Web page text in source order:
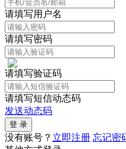
请填写用户名
请填写密码
请填写验证码
请填写短信动态码
发送动态码
没有账号？ 立即注册 忘记密